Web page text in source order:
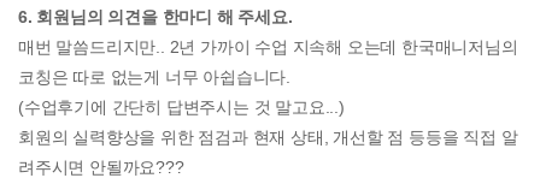
6. 회원님의 의견을 한마디 해 주세요.
매번 말씀드리지만.. 2년 가까이 수업 지속해 오는데 한국매니저님의
코칭은 따로 없는게 너무 아쉽습니다.
(수업후기에 간단히 답변주시는 것 말고요...)
회원의 실력향상을 위한 점검과 현재 상태, 개선할 점 등등을 직접 알
려주시면 안될까요???